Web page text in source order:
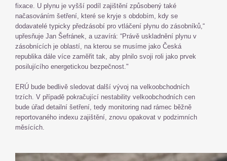
fixace. U plynu je vyšší podíl zajištění způsobený také
načasováním šetření, které se kryje s obdobím, kdy se
dodavatelé typicky předzásobí pro vtláčení plynu do zásobníků,“
upřesňuje Jan Šefránek, a uzavírá: “Právě uskladnění plynu v
zásobnících je oblastí, na kterou se musíme jako Česká
republika dále více zaměřit tak, aby plnilo svoji roli jako prvek
posilujícího energetickou bezpečnost."
ERÚ bude bedlivě sledovat další vývoj na velkoobchodních
trzích. V případě pokračující nestability velkoobchodních cen
bude úřad detailní šetření, tedy monitoring nad rámec běžně
reportovaného indexu zajištění, znovu opakovat v podzimních
měsících.